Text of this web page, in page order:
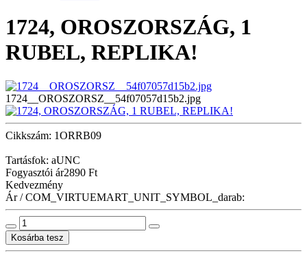
1724, OROSZORSZÁG, 1
RUBEL, REPLIKA!
1724__OROSZORSZ__54f07057d15b2.jpg
Cikkszám: 1ORRB09
Tartásfok: aUNC
Fogyasztói ár2890 Ft
Kedvezmény
Ár / COM_VIRTUEMART_UNIT_SYMBOL_darab: